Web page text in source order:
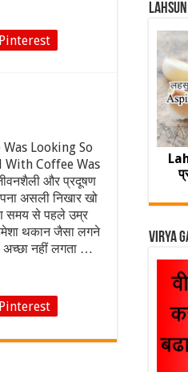
Pinterest
Looking So
Coffee Was
और प्रदूषण
असली निखार खो
समय से पहले उम्र
थकान जैसा लगने
अच्छा नहीं लगता …
Pinterest
Virya